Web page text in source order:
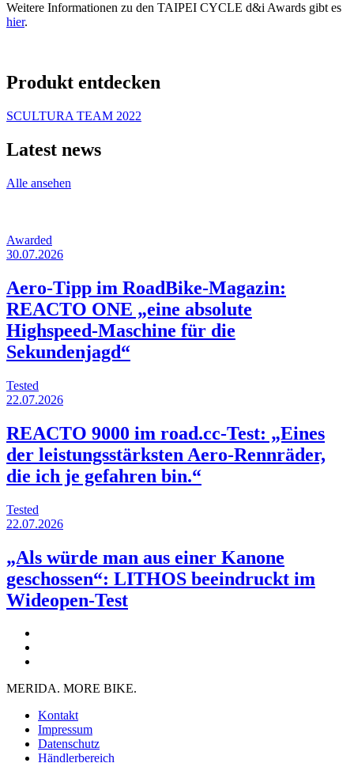
Weitere Informationen zu den TAIPEI CYCLE d&i Awards gibt es
hier.
Produkt entdecken
SCULTURA TEAM 2022
Latest news
Alle ansehen
Awarded
30.07.2026
Aero-Tipp im RoadBike-Magazin:
REACTO ONE „eine absolute
Highspeed-Maschine für die
Sekundenjagd“
Tested
22.07.2026
REACTO 9000 im road.cc-Test: „Eines
der leistungsstärksten Aero-Rennräder,
die ich je gefahren bin.“
Tested
22.07.2026
„Als würde man aus einer Kanone
geschossen“: LITHOS beeindruckt im
Wideopen-Test
MERIDA. MORE BIKE.
Kontakt
Impressum
Datenschutz
Händlerbereich